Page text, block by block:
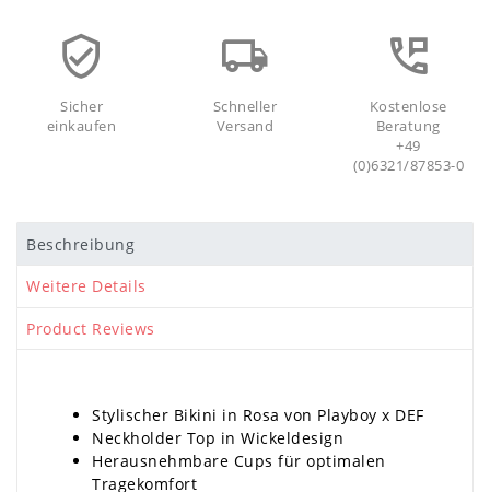
Sicher
einkaufen
Schneller
Versand
Kostenlose
Beratung
+49
(0)6321/87853-0
Beschreibung
Weitere Details
Product Reviews
Stylischer Bikini in Rosa von Playboy x DEF
Neckholder Top in Wickeldesign
Herausnehmbare Cups für optimalen
Tragekomfort